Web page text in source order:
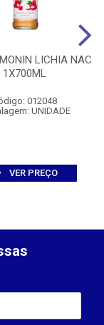
LICHIA NAC
1X700ML
012048
UNIDADE
VER PREÇO